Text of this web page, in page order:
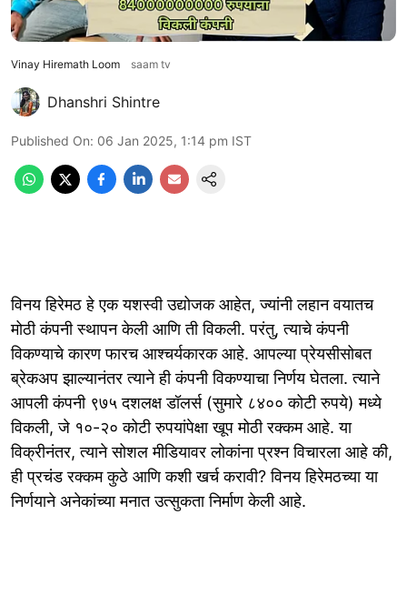
Vinay Hiremath Loom saam tv
Dhanshri Shintre
Published On: 06 Jan 2025, 1:14 pm IST
विनय हिरेमठ हे एक यशस्वी उद्योजक आहेत, ज्यांनी लहान वयातच
मोठी कंपनी स्थापन केली आणि ती विकली. परंतु, त्याचे कंपनी
विकण्याचे कारण फारच आश्चर्यकारक आहे. आपल्या प्रेयसीसोबत
ब्रेकअप झाल्यानंतर त्याने ही कंपनी विकण्याचा निर्णय घेतला. त्याने
आपली कंपनी ९७५ दशलक्ष डॉलर्स (सुमारे ८४०० कोटी रुपये) मध्ये
विकली, जे १०-२० कोटी रुपयांपेक्षा खूप मोठी रक्कम आहे. या
विक्रीनंतर, त्याने सोशल मीडियावर लोकांना प्रश्न विचारला आहे की,
ही प्रचंड रक्कम कुठे आणि कशी खर्च करावी? विनय हिरेमठच्या या
निर्णयाने अनेकांच्या मनात उत्सुकता निर्माण केली आहे.